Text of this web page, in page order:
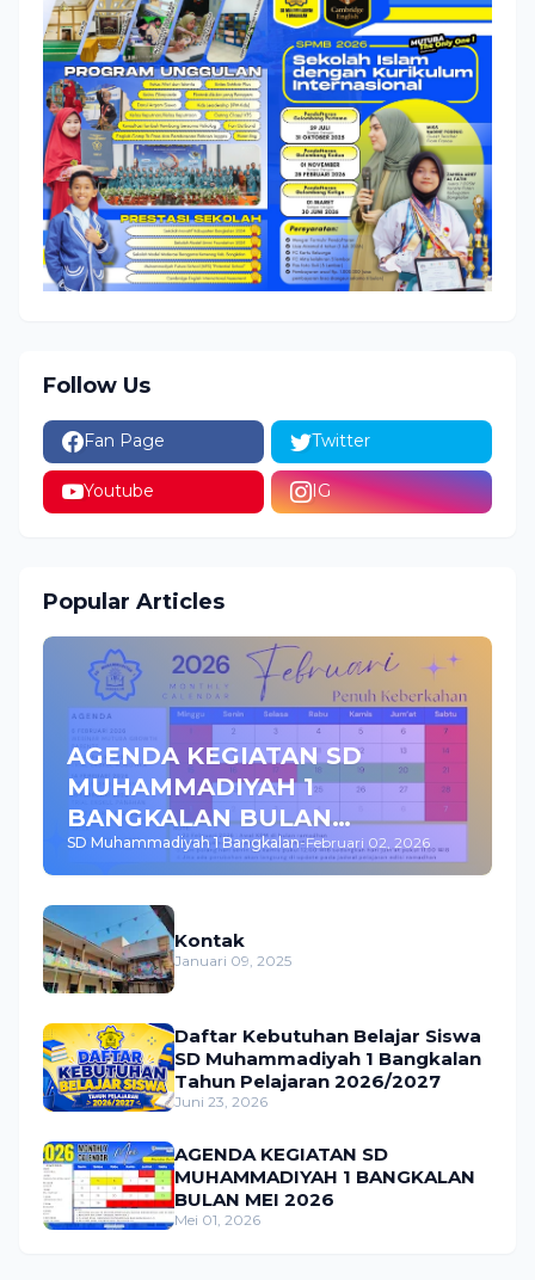
Follow Us
Fan Page Twitter
Youtube IG
Popular Articles
AGENDA KEGIATAN SD
MUHAMMADIYAH 1
BANGKALAN BULAN
FEBRUARI 2026
SD Muhammadiyah 1 Bangkalan-Februari 02, 2026
Kontak
Januari 09, 2025
Daftar Kebutuhan Belajar Siswa
SD Muhammadiyah 1 Bangkalan
Tahun Pelajaran 2026/2027
Juni 23, 2026
AGENDA KEGIATAN SD
MUHAMMADIYAH 1 BANGKALAN
BULAN MEI 2026
Mei 01, 2026